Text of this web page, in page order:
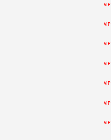
VIP
VIP
VIP
VIP
VIP
VIP
VIP